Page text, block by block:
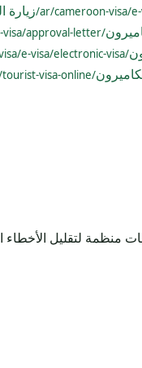
زيارة
/ar/cameroon-visa/e-visa/approval-letter/
/ar/cameroon-visa/e-visa/electronic-visa/
/ar/cameroon-visa/e-visa/tourist-visa-online/
لتقليل الأخطاء